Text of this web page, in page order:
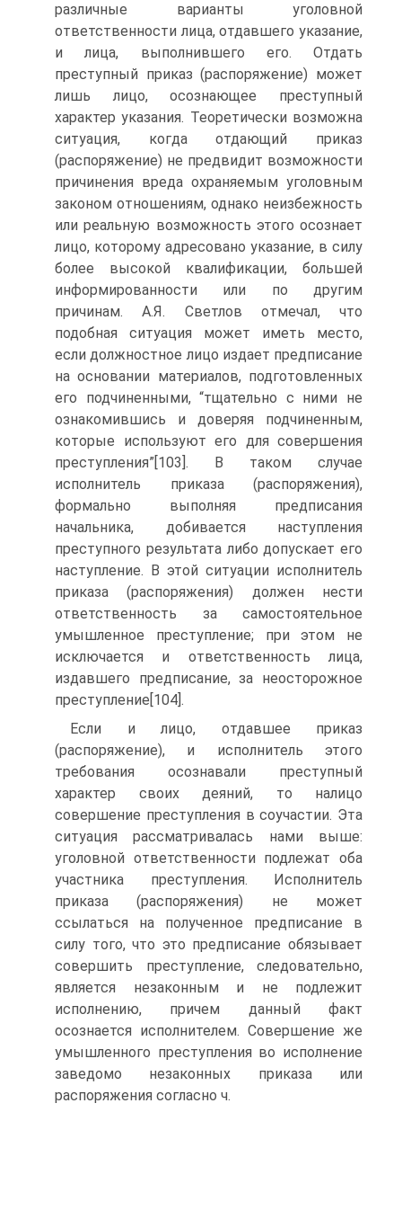
различные варианты уголовной
ответственности лица, отдавшего указание,
и лица, выполнившего его. Отдать
преступный приказ (распоряжение) может
лишь лицо, осознающее преступный
характер указания. Теоретически возможна
ситуация, когда отдающий приказ
(распоряжение) не предвидит возможности
причинения вреда охраняемым уголовным
законом отношениям, однако неизбежность
или реальную возможность этого осознает
лицо, которому адресовано указание, в силу
более высокой квалификации, большей
информированности или по другим
причинам. А.Я. Светлов отмечал, что
подобная ситуация может иметь место,
если должностное лицо издает предписание
на основании материалов, подготовленных
его подчиненными, “тщательно с ними не
ознакомившись и доверяя подчиненным,
которые используют его для совершения
преступления”[103]. В таком случае
исполнитель приказа (распоряжения),
формально выполняя предписания
начальника, добивается наступления
преступного результата либо допускает его
наступление. В этой ситуации исполнитель
приказа (распоряжения) должен нести
ответственность за самостоятельное
умышленное преступление; при этом не
исключается и ответственность лица,
издавшего предписание, за неосторожное
преступление[104].
Если и лицо, отдавшее приказ
(распоряжение), и исполнитель этого
требования осознавали преступный
характер своих деяний, то налицо
совершение преступления в соучастии. Эта
ситуация рассматривалась нами выше:
уголовной ответственности подлежат оба
участника преступления. Исполнитель
приказа (распоряжения) не может
ссылаться на полученное предписание в
силу того, что это предписание обязывает
совершить преступление, следовательно,
является незаконным и не подлежит
исполнению, причем данный факт
осознается исполнителем. Совершение же
умышленного преступления во исполнение
заведомо незаконных приказа или
распоряжения согласно ч.